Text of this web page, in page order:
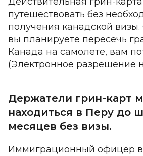
путешествовать без
получения канадской
вы планируете пересечь
Канада на самолете, вам
(Электронное разрешение
Держатели грин-карт
находиться в Перу до
месяцев без визы.
Иммиграционный офицер